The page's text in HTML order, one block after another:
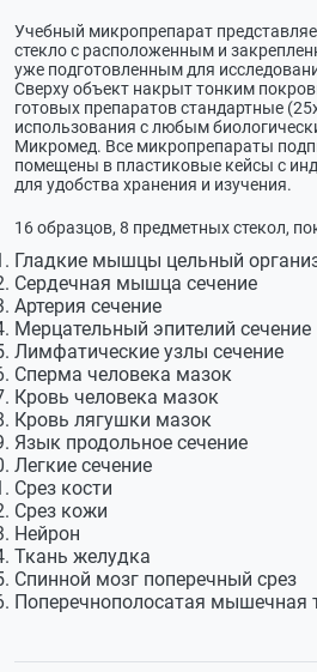
Учебный микропрепарат
стекло с расположенным и
уже подготовленным для
Сверху объект накрыт тонким
готовых препаратов стандартные
использования с любым
Микромед. Все микропрепараты
помещены в пластиковые кейсы с
для удобства хранения и изучения.
16 образцов, 8 предметных стекол,
Гладкие мышцы цельный
Сердечная мышца сечение
Артерия сечение
Мерцательный эпителий сечение
Лимфатические узлы сечение
Сперма человека мазок
Кровь человека мазок
Кровь лягушки мазок
Язык продольное сечение
Легкие сечение
Срез кости
Срез кожи
Нейрон
Ткань желудка
Спинной мозг поперечный срез
Поперечнополосатая мышечная